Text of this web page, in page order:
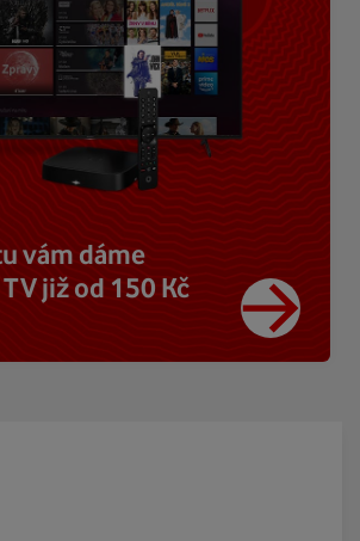
vám dáme
již od 150 Kč